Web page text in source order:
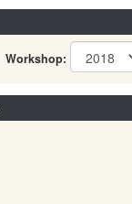
Workshop: